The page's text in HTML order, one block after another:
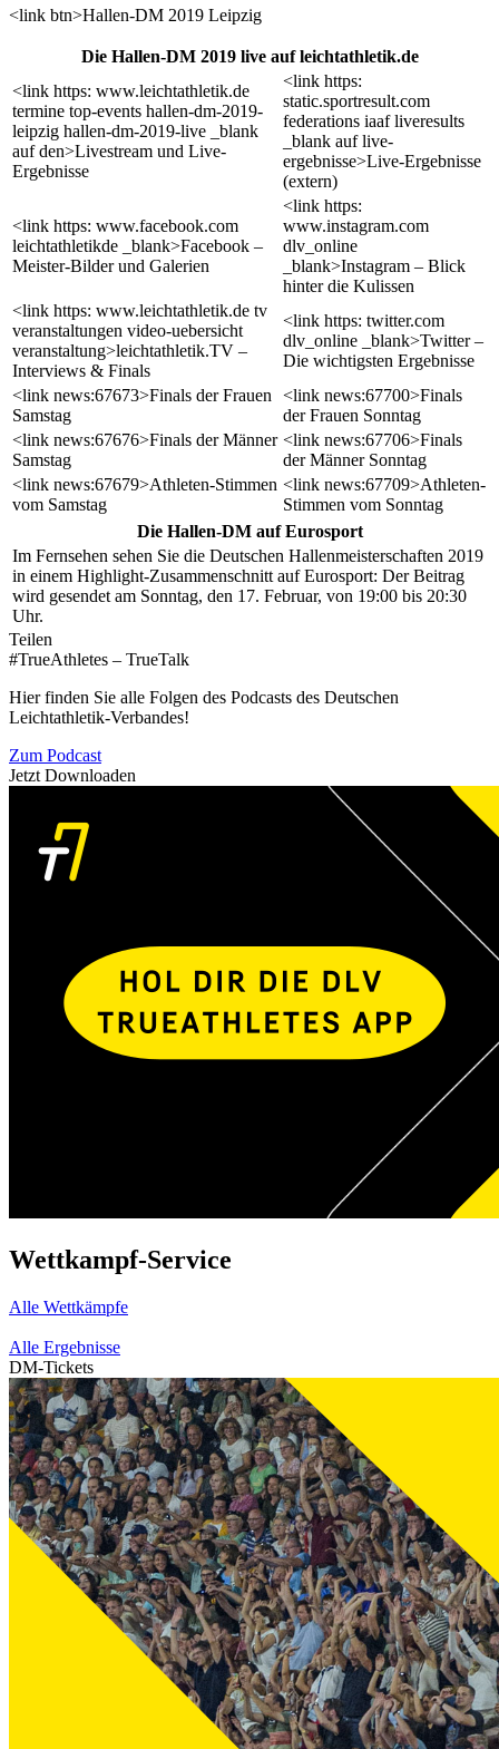
<link btn>Hallen-DM 2019 Leipzig
Die Hallen-DM 2019 live auf leichtathletik.de
<link https: www.leichtathletik.de
termine top-events hallen-dm-2019-
leipzig hallen-dm-2019-live _blank
auf den>Livestream und Live-
Ergebnisse
<link https:
static.sportresult.com
federations iaaf liveresults
_blank auf live-
ergebnisse>Live-Ergebnisse
(extern)
<link https: www.facebook.com
leichtathletikde _blank>Facebook –
Meister-Bilder und Galerien
<link https:
www.instagram.com
dlv_online
_blank>Instagram – Blick
hinter die Kulissen
<link https: www.leichtathletik.de tv
veranstaltungen video-uebersicht
veranstaltung>leichtathletik.TV –
Interviews & Finals
<link https: twitter.com
dlv_online _blank>Twitter –
Die wichtigsten Ergebnisse
<link news:67673>Finals der Frauen
Samstag
<link news:67700>Finals
der Frauen Sonntag
<link news:67676>Finals der Männer
Samstag
<link news:67706>Finals
der Männer Sonntag
<link news:67679>Athleten-Stimmen
vom Samstag
<link news:67709>Athleten-
Stimmen vom Sonntag
Die Hallen-DM auf Eurosport
Im Fernsehen sehen Sie die Deutschen Hallenmeisterschaften 2019
in einem Highlight-Zusammenschnitt auf Eurosport: Der Beitrag
wird gesendet am Sonntag, den 17. Februar, von 19:00 bis 20:30
Uhr.
Teilen
#TrueAthletes – TrueTalk
Hier finden Sie alle Folgen des Podcasts des Deutschen
Leichtathletik-Verbandes!
Zum Podcast
Jetzt Downloaden
Wettkampf-Service
Alle Wettkämpfe
Alle Ergebnisse
DM-Tickets